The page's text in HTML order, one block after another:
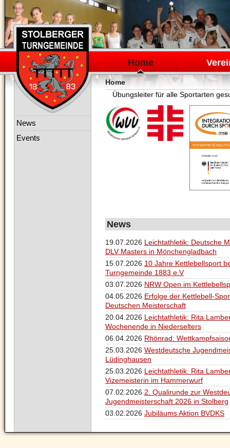
Navigation
überspringen
Home
Home
Übungsleiter für alle Sportarten
News
19.07.2026 Leichtathletik: Deutsche
DLV Masters in Mönchengladbach
15.07.2026 10 Jahre Kettlebellsport
Turngemeinde 1883 e.V
03.07.2026 NRW Open im
04.05.2026 Erfolge der Kettlebell-
Deutschen Meisterschaft
20.04.2026 Leichtathletik: Rita
Wochenende in Niederselters
06.04.2026 Rhönrad:
25.03.2026 Westdeutsche
Lüdinghausen
25.03.2026 Leichtathletik: Rita
Vizemeisterin im Hammerwurf
07.02.2026 2. Qualirunde zur
Jugendmeisterschaft 2026 in Stolberg
03.02.2026 Jubiläums Aktion BVDKS
Navigation
News
Events
Navigation